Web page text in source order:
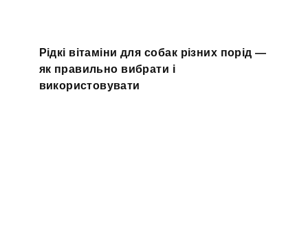
Рідкі вітаміни для собак різних порід —
як правильно вибрати і
використовувати